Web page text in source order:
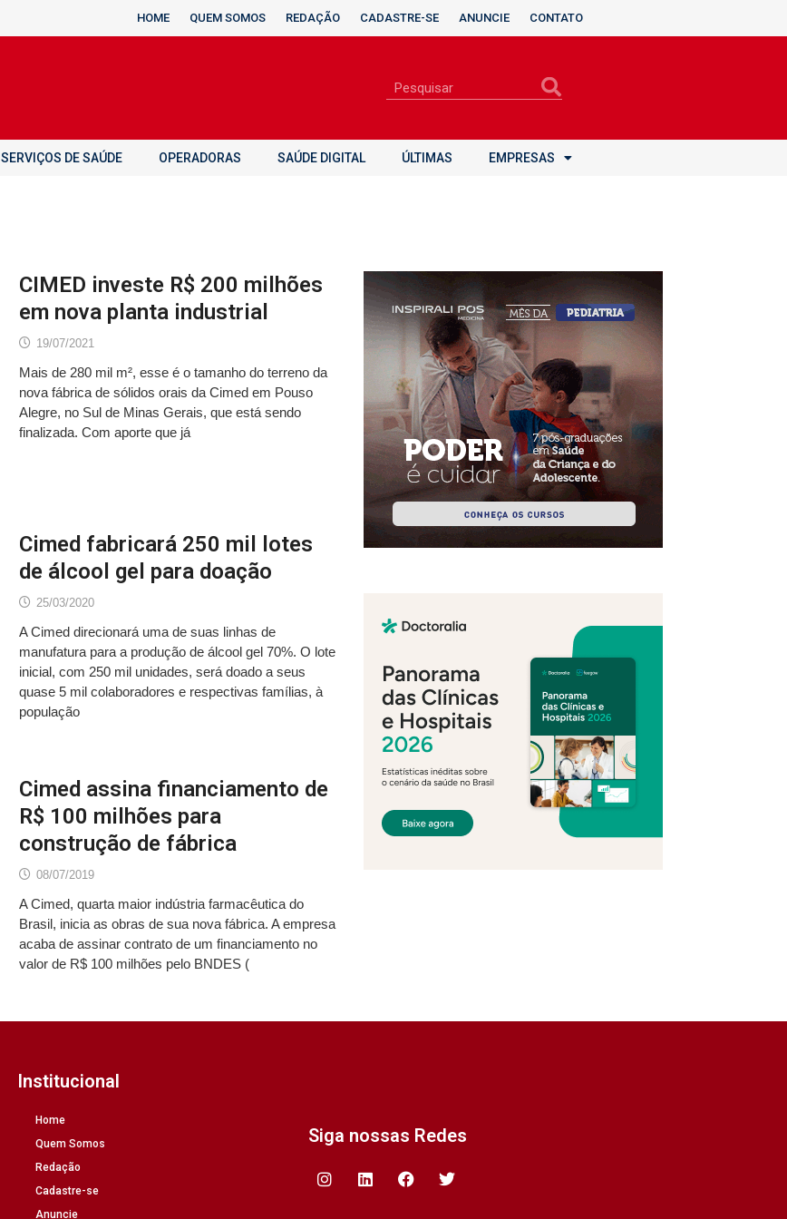
HOME QUEM SOMOS REDAÇÃO CADASTRE-SE ANUNCIE CONTATO
SERVIÇOS DE SAÚDE OPERADORAS SAÚDE DIGITAL ÚLTIMAS EMPRESAS
CIMED investe R$ 200 milhões
em nova planta industrial
19/07/2021
Mais de 280 mil m², esse é o tamanho do terreno da
nova fábrica de sólidos orais da Cimed em Pouso
Alegre, no Sul de Minas Gerais, que está sendo
finalizada. Com aporte que já
Cimed fabricará 250 mil lotes
de álcool gel para doação
25/03/2020
A Cimed direcionará uma de suas linhas de
manufatura para a produção de álcool gel 70%. O lote
inicial, com 250 mil unidades, será doado a seus
quase 5 mil colaboradores e respectivas famílias, à
população
Cimed assina financiamento de
R$ 100 milhões para
construção de fábrica
08/07/2019
A Cimed, quarta maior indústria farmacêutica do
Brasil, inicia as obras de sua nova fábrica. A empresa
acaba de assinar contrato de um financiamento no
valor de R$ 100 milhões pelo BNDES (
Institucional
Home
Quem Somos
Redação
Cadastre-se
Anuncie
Siga nossas Redes